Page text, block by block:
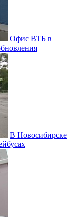
Офис ВТБ в
В Новосибирске